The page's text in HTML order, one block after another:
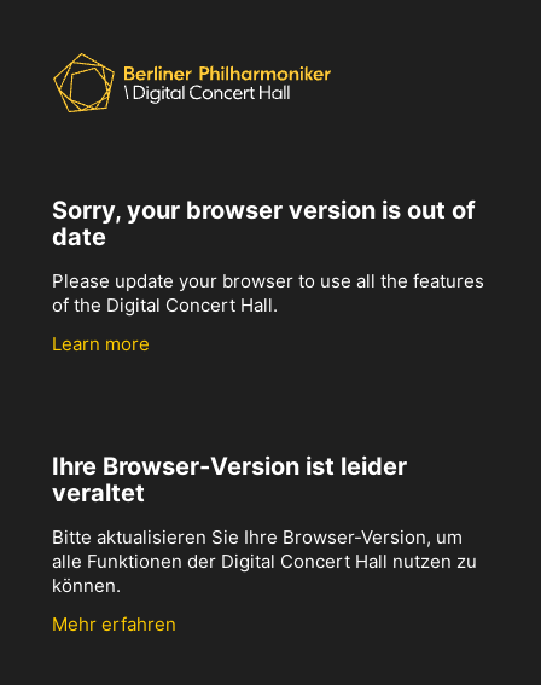
Sorry, your browser version is out of
date
Please update your browser to use all the features
of the Digital Concert Hall.
Learn more
Ihre Browser-Version ist leider
veraltet
Bitte aktualisieren Sie Ihre Browser-Version, um
alle Funktionen der Digital Concert Hall nutzen zu
können.
Mehr erfahren